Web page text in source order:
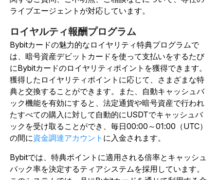
ライブエージェントが対応しています。
ロイヤルティ報酬プログラム
Bybitカードの魅力的なロイヤリティ特典プログラムで
は、暗号資産デビットカードを使って支払いをするたび
にBybitカードのロイヤリティポイントを獲得できます。
獲得したロイヤリティポイントに応じて、さまざまな特
典と交換することができます。また、自動キャッシュバ
ック機能を有効にすると、法定通貨や暗号資産で行われ
たすべての購入に対して自動的にUSDTでキャッシュバ
ックを受け取ることができ、毎日00:00～01:00（UTC）
の間に資金調達アカウント に入金されます。
Bybitでは、特典ポイントに適用される倍率とキャッシュ
バック率を決定するティアシステムを採用しています。